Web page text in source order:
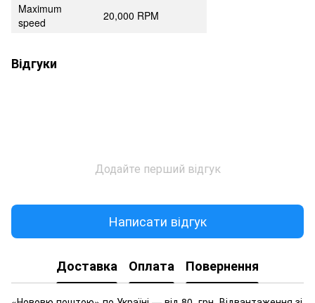
Maximum
speed
20,000 RPM
Відгуки
Додайте перший відгук
Написати відгук
Доставка Оплата Повернення